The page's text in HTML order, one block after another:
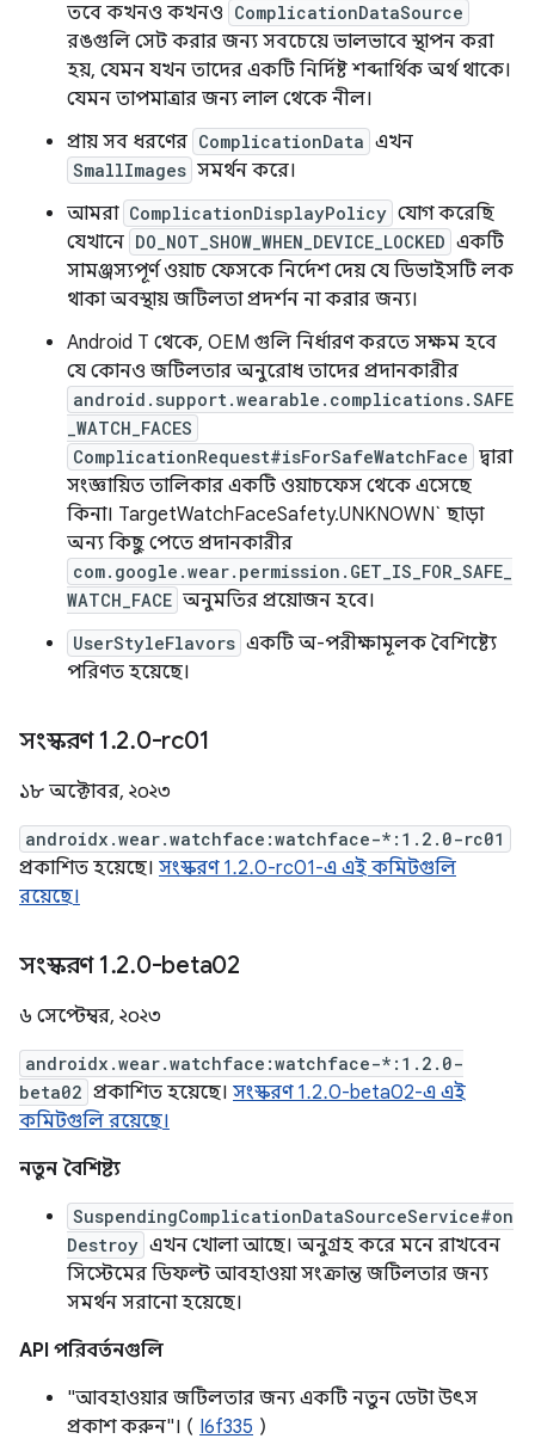
তবে কখনও কখনও ComplicationDataSource
রঙগুলি সেট করার জন্য সবচেয়ে ভালভাবে স্থাপন করা
হয়, যেমন যখন তাদের একটি নির্দিষ্ট শব্দার্থিক অর্থ থাকে।
যেমন তাপমাত্রার জন্য লাল থেকে নীল।
প্রায় সব ধরণের ComplicationData এখন
SmallImages সমর্থন করে।
আমরা ComplicationDisplayPolicy যোগ করেছি
যেখানে DO_NOT_SHOW_WHEN_DEVICE_LOCKED একটি
সামঞ্জস্যপূর্ণ ওয়াচ ফেসকে নির্দেশ দেয় যে ডিভাইসটি লক
থাকা অবস্থায় জটিলতা প্রদর্শন না করার জন্য।
Android T থেকে, OEM গুলি নির্ধারণ করতে সক্ষম হবে
যে কোনও জটিলতার অনুরোধ তাদের প্রদানকারীর
android.support.wearable.complications.SAFE
_WATCH_FACES
ComplicationRequest#isForSafeWatchFace দ্বারা
সংজ্ঞায়িত তালিকার একটি ওয়াচফেস থেকে এসেছে
কিনা। TargetWatchFaceSafety.UNKNOWN` ছাড়া
অন্য কিছু পেতে প্রদানকারীর
com.google.wear.permission.GET_IS_FOR_SAFE_
WATCH_FACE অনুমতির প্রয়োজন হবে।
UserStyleFlavors একটি অ-পরীক্ষামূলক বৈশিষ্ট্যে
পরিণত হয়েছে।
সংস্করণ 1.2.0-rc01
১৮ অক্টোবর, ২০২৩
androidx.wear.watchface:watchface-*:1.2.0-rc01
প্রকাশিত হয়েছে। সংস্করণ 1.2.0-rc01-এ এই কমিটগুলি
রয়েছে।
সংস্করণ 1.2.0-beta02
৬ সেপ্টেম্বর, ২০২৩
androidx.wear.watchface:watchface-*:1.2.0-
beta02 প্রকাশিত হয়েছে। সংস্করণ 1.2.0-beta02-এ এই
কমিটগুলি রয়েছে।
নতুন বৈশিষ্ট্য
SuspendingComplicationDataSourceService#on
Destroy এখন খোলা আছে। অনুগ্রহ করে মনে রাখবেন
সিস্টেমের ডিফল্ট আবহাওয়া সংক্রান্ত জটিলতার জন্য
সমর্থন সরানো হয়েছে।
API পরিবর্তনগুলি
"আবহাওয়ার জটিলতার জন্য একটি নতুন ডেটা উৎস
প্রকাশ করুন"। ( I6f335 )